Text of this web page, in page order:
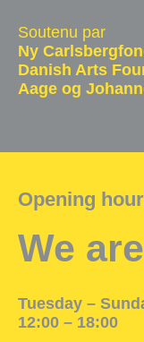
Digital
Exhibition
Press room
Partners
Soutenu par
Ny
Danish Arts
Aage og
Opening
We
Tuesday –
12:00 – 18:00